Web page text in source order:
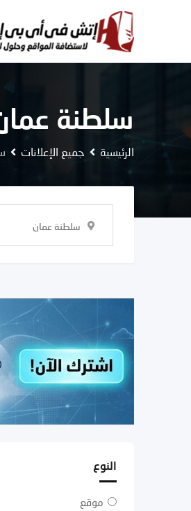
سلطنة
الرئيسية جميع الإعلانات
سلطنة عمان
النوع
موقع